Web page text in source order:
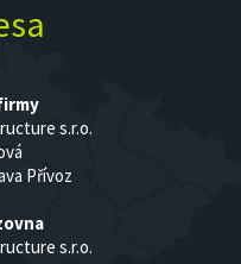
s.r.o.
Přívoz
s.r.o.